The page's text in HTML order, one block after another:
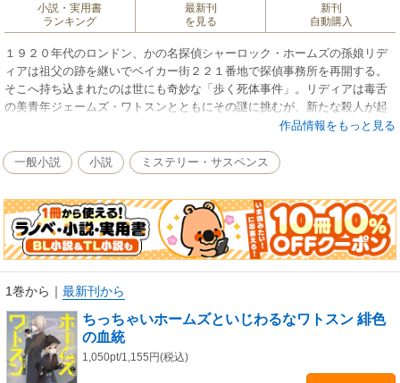
小説・実用書
ランキング
最新刊
を見る
新刊
自動購入
１９２０年代のロンドン、かの名探偵シャーロック・ホームズの孫娘リデ
ィアは祖父の跡を継いでベイカー街２２１番地で探偵事務所を再開する。
そこへ持ち込まれたのは世にも奇妙な「歩く死体事件」。リディアは毒舌
の美青年ジェームズ・ワトスンとともにその謎に挑むが、新たな殺人が起
作品情報をもっと見る
一般小説 小説 ミステリー・サスペンス
1巻から ｜ 最新刊から
ちっちゃいホームズといじわるなワトスン 緋色
の血統
1,050pt/1,155円(税込)